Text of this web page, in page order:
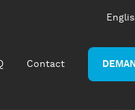
Contact